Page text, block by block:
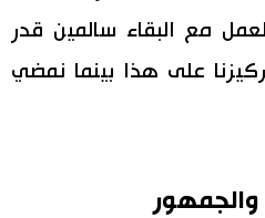
مع البقاء سالمين قدر
على هذا بينما نمضي
والجمهور